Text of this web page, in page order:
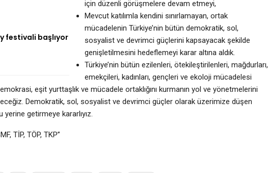
festivali başlıyor
için düzenli görüşmelere devam etmeyi,
Mevcut katılımla kendini sınırlamayan, ortak
mücadelenin Türkiye’nin bütün demokratik, sol,
sosyalist ve devrimci güçlerini kapsayacak şekilde
genişletilmesini hedeflemeyi karar altına aldık.
Türkiye’nin bütün ezilenleri, ötekileştirilenleri, mağdurları,
emekçileri, kadınları, gençleri ve ekoloji mücadelesi
eşit yurttaşlık ve mücadele ortaklığını kurmanın yol ve yönetmelerini
Demokratik, sol, sosyalist ve devrimci güçler olarak üzerimize düşen
getirmeye kararlıyız.
TİP, TÖP, TKP”